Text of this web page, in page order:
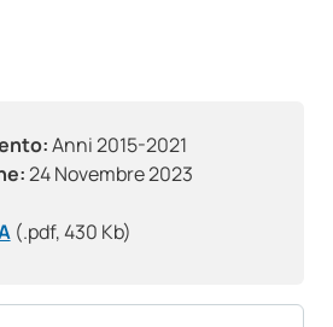
Anni 2015-2021
24 Novembre 2023
(.pdf, 430 Kb)